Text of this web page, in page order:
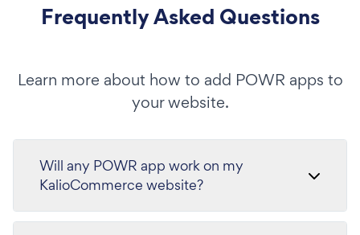
Frequently Asked Questions
Learn more about how to add POWR apps to
your website.
Will any POWR app work on my
KalioCommerce website?